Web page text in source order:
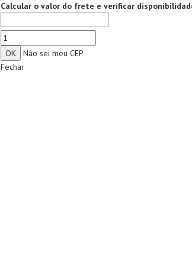
Calcular o valor do frete e verificar
Não sei meu CEP
Fechar